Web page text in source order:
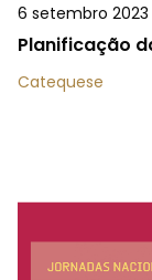
6 setembro 2023
Planificação
Catequese